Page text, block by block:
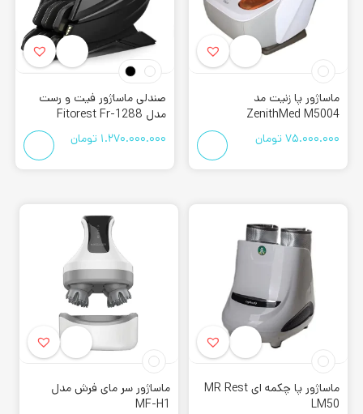
ماساژور پا زنیت مد
ZenithMed M5004
75.000.000 تومان
صندلی ماساژور فیت و رست
مدل Fitorest Fr-1288
1.270.000.000 تومان
ماساژور پا چکمه ای MR Rest
LM50
ماساژور سر مای فرش مدل
MF-H1